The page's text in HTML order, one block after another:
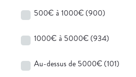
500€ à 1000€ (900)
1000€ à 5000€ (934)
Au-dessus de 5000€ (101)